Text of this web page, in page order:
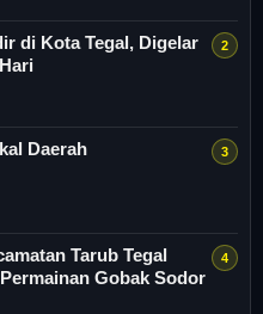
di Kota Tegal, Digelar
Daerah
Tarub Tegal
Gobak Sodor